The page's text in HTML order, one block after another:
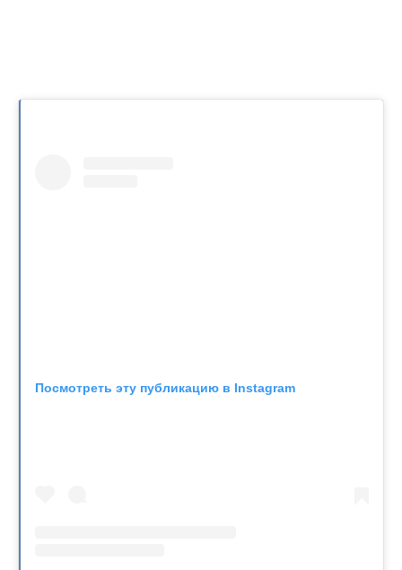
Посмотреть эту публикацию в Instagram